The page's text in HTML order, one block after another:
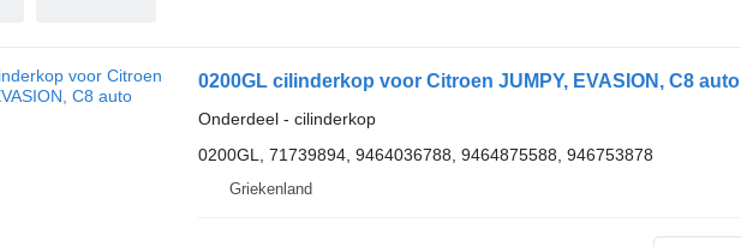
0200GL cilinderkop voor Citroen JUMPY, EVASION, C8 auto
Onderdeel - cilinderkop
0200GL, 71739894, 9464036788, 9464875588, 946753878
Griekenland